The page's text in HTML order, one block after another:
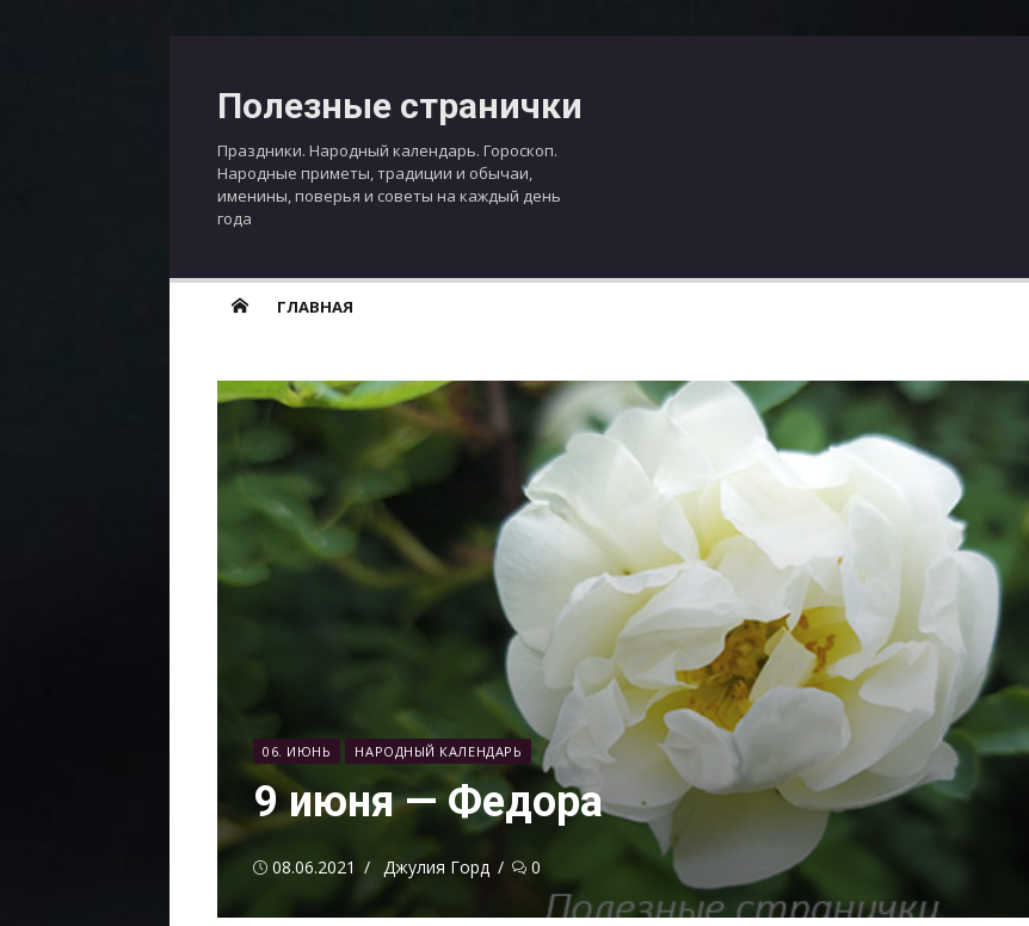
Полезные странички
Праздники. Народный календарь. Гороскоп.
Народные приметы, традиции и обычаи,
именины, поверья и советы на каждый день
года
ГЛАВНАЯ
06. ИЮНЬ НАРОДНЫЙ КАЛЕНДАРЬ
9 июня — Федора
Опубликовано
08.06.2021 Автор
Джулия Горд 0